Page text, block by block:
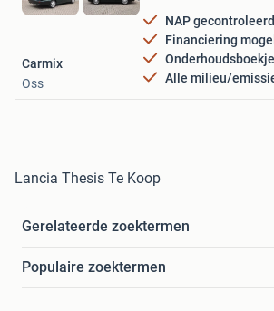
NAP gecontroleerd
Financiering
Onderhoudsboekje
Alle milieu/
Carmix
Oss
Lancia Thesis Te Koop
Gerelateerde zoektermen
Populaire zoektermen